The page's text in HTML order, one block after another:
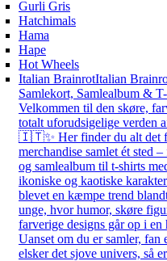
Gurli Gris
Hatchimals
Hama
Hape
Hot Wheels
Italian BrainrotItalian
Samlekort, Samlealbum &
Velkommen til den skøre,
totalt uforudsigelige verden
🇮🇹✨ Her finder du alt det
merchandise samlet ét sted
og samlealbum til t-shirts
ikoniske og kaotiske
blevet en kæmpe trend
unge, hvor humor, skøre
farverige designs går op i en
Uanset om du er samler, fan
elsker det sjove univers, så